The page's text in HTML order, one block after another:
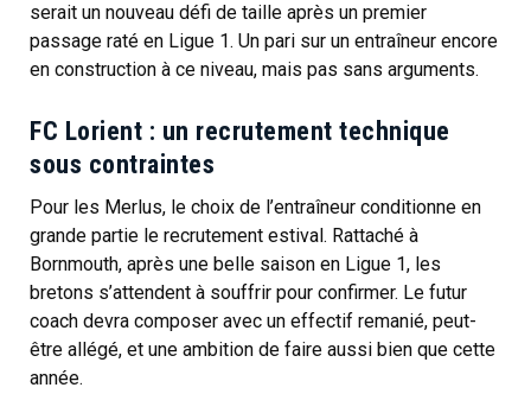
serait un nouveau défi de taille après un premier
passage raté en Ligue 1. Un pari sur un entraîneur encore
en construction à ce niveau, mais pas sans arguments.
FC Lorient : un recrutement technique
sous contraintes
Pour les Merlus, le choix de l’entraîneur conditionne en
grande partie le recrutement estival. Rattaché à
Bornmouth, après une belle saison en Ligue 1, les
bretons s’attendent à souffrir pour confirmer. Le futur
coach devra composer avec un effectif remanié, peut-
être allégé, et une ambition de faire aussi bien que cette
année.